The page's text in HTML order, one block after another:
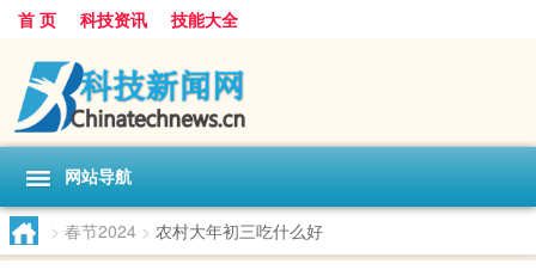
首 页 科技资讯 技能大全
网站导航
> 春节2024 > 农村大年初三吃什么好